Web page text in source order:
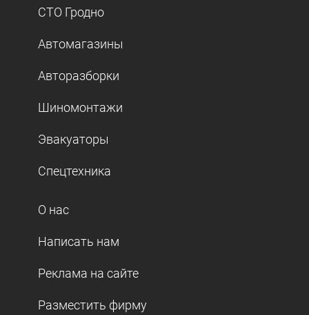
СТО Гродно
Автомагазины
Авторазборки
Шиномонтажи
Эвакуаторы
Спецтехника
О нас
Написать нам
Реклама на сайте
Разместить фирму